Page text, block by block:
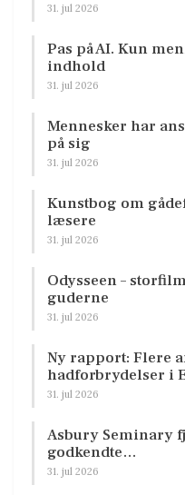
31. jul 2026
Pas på AI. Kun
indhold
31. jul 2026
Mennesker har
på sig
31. jul 2026
Kunstbog om
læsere
31. jul 2026
Odysseen –
guderne
31. jul 2026
Ny rapport: Flere
hadforbrydelser i
31. jul 2026
Asbury Seminary
godkendte…
31. jul 2026